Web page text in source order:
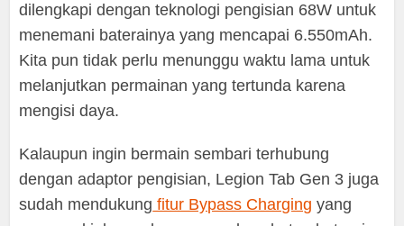
dilengkapi dengan teknologi pengisian 68W untuk
menemani baterainya yang mencapai 6.550mAh.
Kita pun tidak perlu menunggu waktu lama untuk
melanjutkan permainan yang tertunda karena
mengisi daya.
Kalaupun ingin bermain sembari terhubung
dengan adaptor pengisian, Legion Tab Gen 3 juga
sudah mendukung fitur Bypass Charging yang